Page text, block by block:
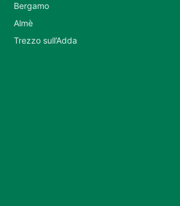
Bergamo
Almè
Trezzo sull’Adda